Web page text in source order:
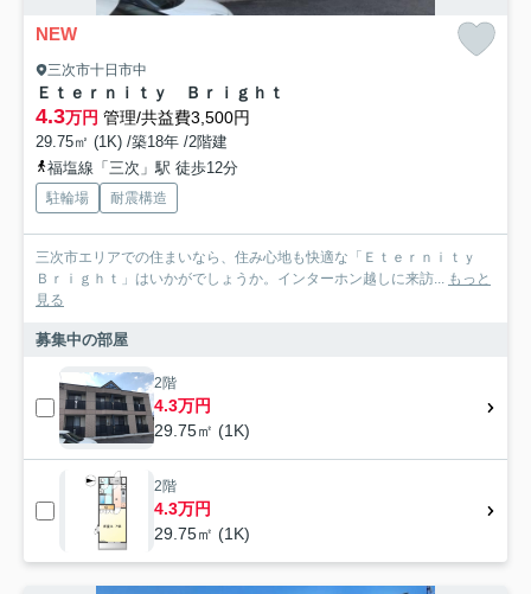
NEW
三次市十日市中
Ｅｔｅｒｎｉｔｙ Ｂｒｉｇｈｔ
4.3万円 管理/共益費3,500円
29.75㎡ (1K) /築18年 /2階建
福塩線「三次」駅 徒歩12分
駐輪場 耐震構造
三次市エリアでの住まいなら、住み心地も快適な「Ｅｔｅｒｎｉｔｙ
Ｂｒｉｇｈｔ」はいかがでしょうか。インターホン越しに来訪... もっと
見る
募集中の部屋
2階
4.3万円
29.75㎡ (1K)
2階
4.3万円
29.75㎡ (1K)